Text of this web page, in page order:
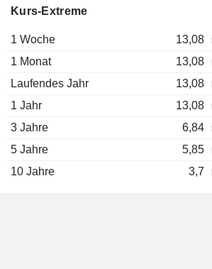
Kurs-Extreme
1 Woche 13,08
1 Monat
13,08
Laufendes Jahr
13,08
1 Jahr
13,08
3 Jahre
6,84
5 Jahre
5,85
10 Jahre
3,7